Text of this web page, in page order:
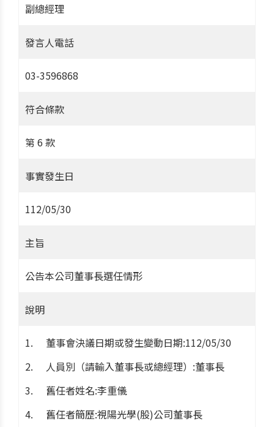
副總經理
發言人電話
03-3596868
符合條款
第 6 款
事實發生日
112/05/30
主旨
公告本公司董事長選任情形
說明
董事會決議日期或發生變動日期:112/05/30
人員別（請輸入董事長或總經理）:董事長
舊任者姓名:李重儀
舊任者簡歷:視陽光學(股)公司董事長